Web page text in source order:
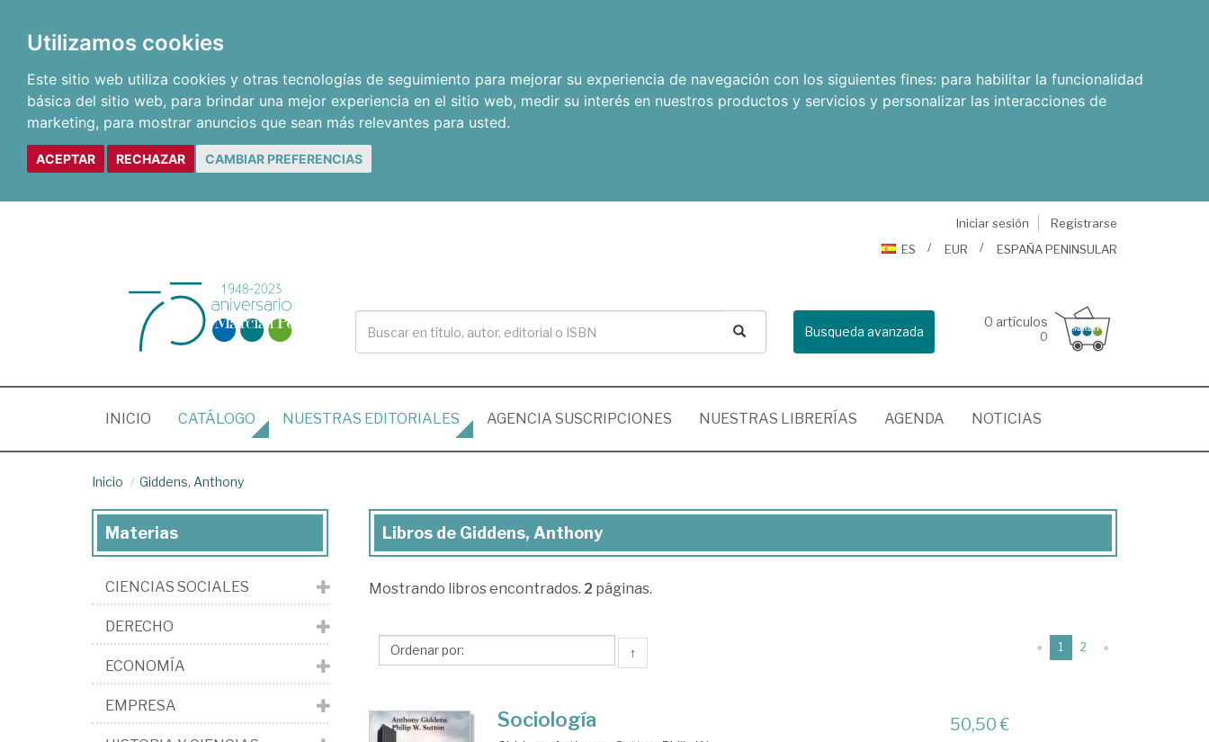
Utilizamos cookies
Este sitio web utiliza cookies y otras tecnologías de seguimiento para mejorar su experiencia de navegación con los siguientes fines: para habilitar la funcionalidad
básica del sitio web, para brindar una mejor experiencia en el sitio web, medir su interés en nuestros productos y servicios y personalizar las interacciones de
marketing, para mostrar anuncios que sean más relevantes para usted.
ACEPTAR RECHAZAR CAMBIAR PREFERENCIAS
Iniciar sesión
Registrarse
ES
EUR ESPAÑA PENINSULAR
Busqueda avanzada
0 artículos
0
INICIO (CURRENT)
CATÁLOGO NUESTRAS EDITORIALES AGENCIA SUSCRIPCIONES NUESTRAS LIBRERÍAS AGENDA NOTICIAS
Inicio Giddens, Anthony
Libros
Giddens,
Libros de Giddens, Anthony
Mostrando libros encontrados. 2 páginas.
↑ « 1 (current)
2 »
Sociología 50,50 €
Materias
CIENCIAS SOCIALES
DERECHO
ECONOMÍA
EMPRESA